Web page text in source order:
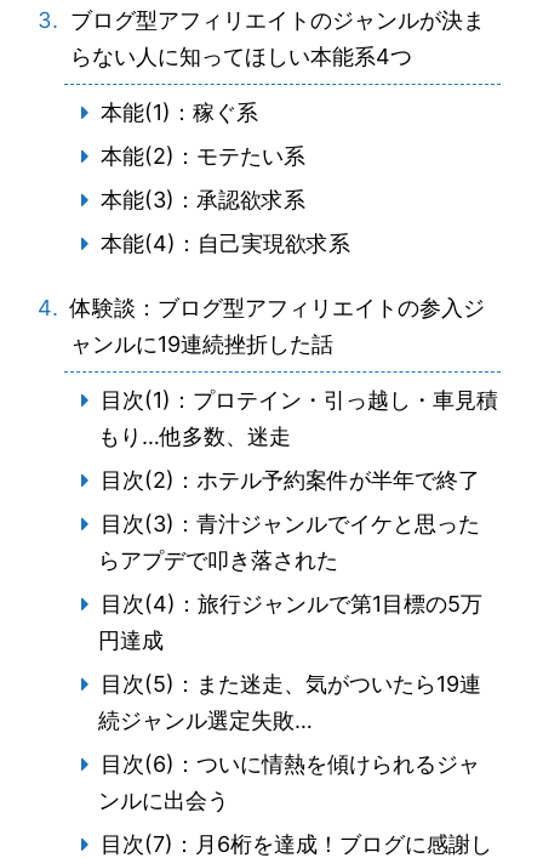
ブログ型アフィリエイトのジャンルが決ま
らない人に知ってほしい本能系4つ
本能(1)：稼ぐ系
本能(2)：モテたい系
本能(3)：承認欲求系
本能(4)：自己実現欲求系
体験談：ブログ型アフィリエイトの参入ジ
ャンルに19連続挫折した話
目次(1)：プロテイン・引っ越し・車見積
もり…他多数、迷走
目次(2)：ホテル予約案件が半年で終了
目次(3)：青汁ジャンルでイケと思った
らアプデで叩き落された
目次(4)：旅行ジャンルで第1目標の5万
円達成
目次(5)：また迷走、気がついたら19連
続ジャンル選定失敗…
目次(6)：ついに情熱を傾けられるジャ
ンルに出会う
目次(7)：月6桁を達成！ブログに感謝し